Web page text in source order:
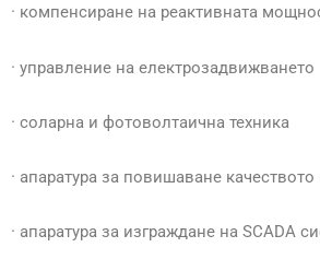
· компенсиране на реактивната
· управление на електрозадвижването
· соларна и фотоволтаична техника
· апаратура за повишаване
· апаратура за изграждане на SCADA